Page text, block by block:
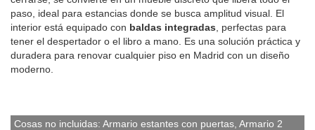
paso, ideal para estancias donde se busca amplitud visual. El
interior está equipado con baldas integradas , perfectas para
tener el despertador o el libro a mano. Es una solución práctica y
duradera para renovar cualquier piso en Madrid con un diseño
moderno.
Cosas no incluidas: Armario estantes con puertas, Armario 2